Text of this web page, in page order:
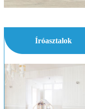
Íróasztalok